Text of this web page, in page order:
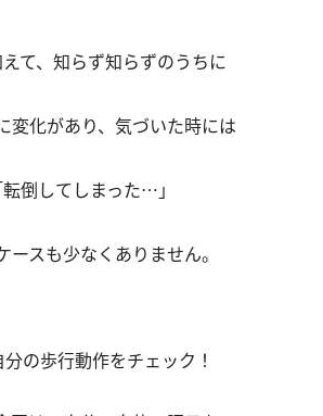
て、知らず知らずのうちに
変化があり、気づいた時には
転倒してしまった…」
ースも少なくありません。
の歩行動作をチェック！